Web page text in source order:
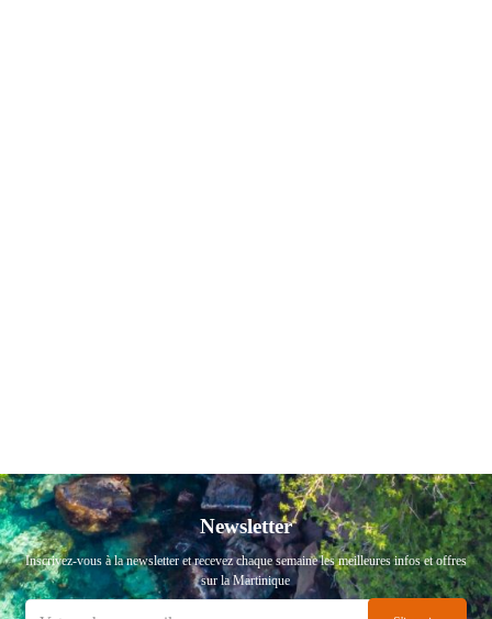
Newsletter
Inscrivez-vous à la newsletter et recevez chaque semaine les meilleures infos et offres
sur la Martinique